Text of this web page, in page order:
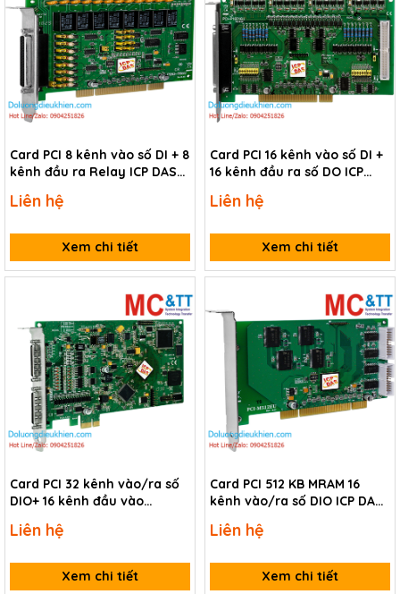
Card PCI 8 kênh vào số DI + 8
kênh đầu ra Relay ICP DAS
Liên hệ
Xem chi tiết
Card PCI 16 kênh vào số DI +
16 kênh đầu ra số DO ICP
Liên hệ
Xem chi tiết
Card PCI 32 kênh vào/ra số
DIO+ 16 kênh đầu vào
ICP DAS PCI-FC16U CR
Liên hệ
Xem chi tiết
Card PCI 512 KB MRAM 16
kênh vào/ra số DIO ICP DAS
Liên hệ
Xem chi tiết